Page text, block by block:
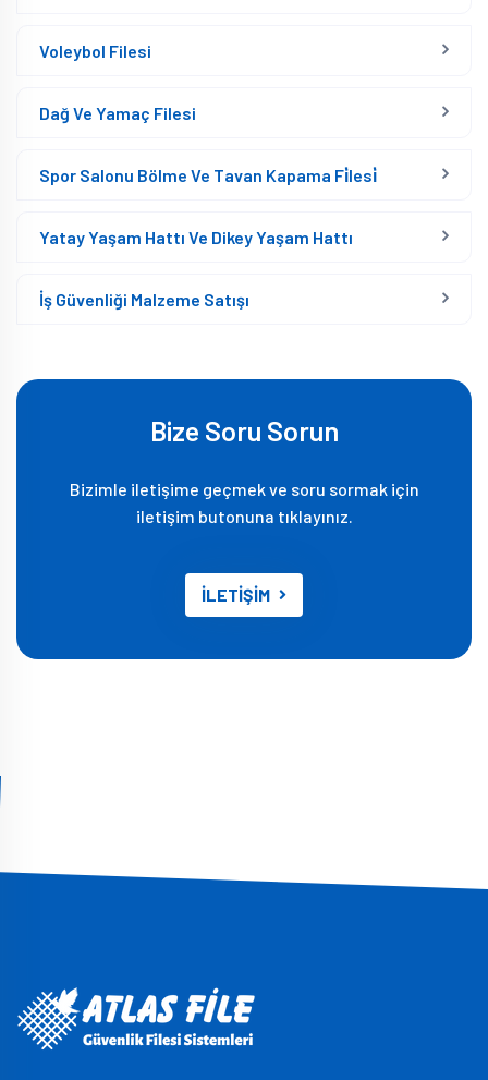
Voleybol Filesi
Dağ Ve Yamaç Filesi
Spor Salonu Bölme Ve Tavan Kapama Fi̇lesi̇
Yatay Yaşam Hattı Ve Dikey Yaşam Hattı
İş Güvenliği Malzeme Satışı
Bize Soru Sorun
Bizimle iletişime geçmek ve soru sormak için
iletişim butonuna tıklayınız.
İLETİŞİM